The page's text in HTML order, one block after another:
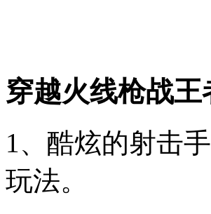
穿越火线枪战
1、酷炫的射击
玩法。